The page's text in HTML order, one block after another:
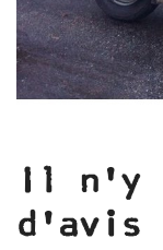
Il n'y
d'avis